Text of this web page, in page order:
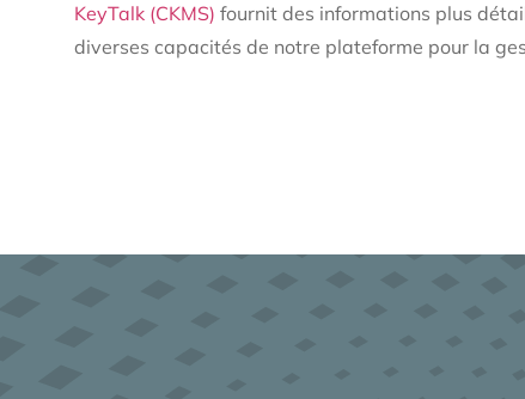
KeyTalk (CKMS) fournit des informations plus
diverses capacités de notre plateforme pour la